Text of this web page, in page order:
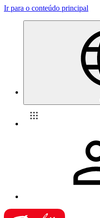
Ir para o conteúdo principal